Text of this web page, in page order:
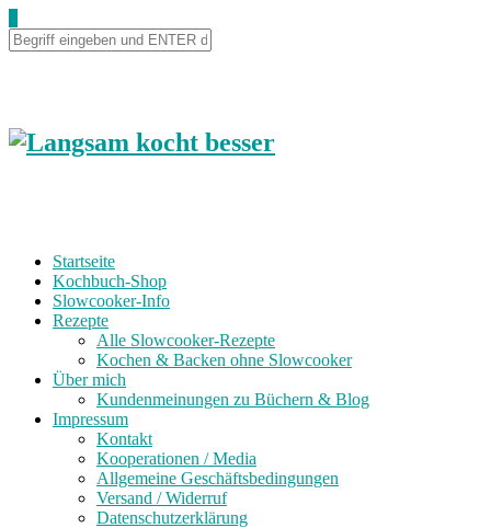
Startseite
Kochbuch-Shop
Slowcooker-Info
Rezepte
Alle Slowcooker-Rezepte
Kochen & Backen ohne Slowcooker
Über mich
Kundenmeinungen zu Büchern & Blog
Impressum
Kontakt
Kooperationen / Media
Allgemeine Geschäftsbedingungen
Versand / Widerruf
Datenschutzerklärung